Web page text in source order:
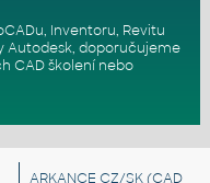
Inventoru, Revitu
Autodesk, doporučujeme
CAD školenínebo
ARKANCE CZ/SK(CAD